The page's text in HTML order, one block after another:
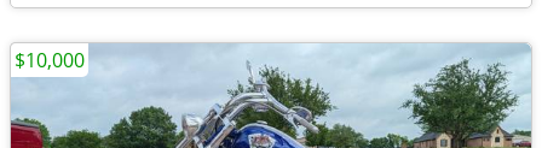
$10,000